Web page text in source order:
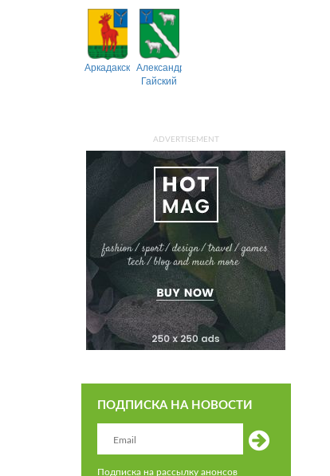
АркадакскийАлександрово-
Гайский
ADVERTISEMENT
ПОДПИСКА НА НОВОСТИ
Подписка на рассылку анонсов